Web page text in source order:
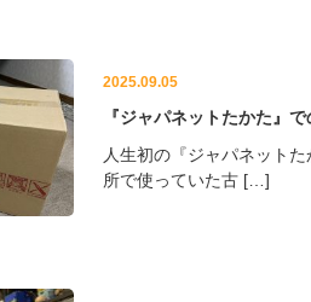
2025.09.05
『ジャパネットたかた』
人生初の『ジャパネット
所で使っていた古 […]